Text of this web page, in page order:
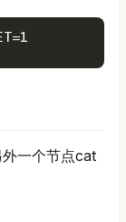
一个节点cat